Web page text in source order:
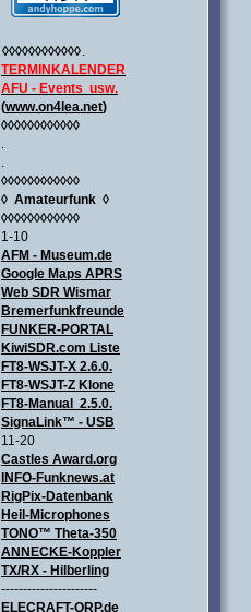
◊◊◊◊◊◊◊◊◊◊◊◊.
TERMINKALENDER
AFU - Events usw.
(www.on4lea.net)
◊◊◊◊◊◊◊◊◊◊◊◊
.
.
◊◊◊◊◊◊◊◊◊◊◊◊
◊ Amateurfunk ◊
◊◊◊◊◊◊◊◊◊◊◊◊
1-10
AFM - Museum.de
Google Maps APRS
Web SDR Wismar
Bremerfunkfreunde
FUNKER-PORTAL
KiwiSDR.com Liste
FT8-WSJT-X 2.6.0.
FT8-WSJT-Z Klone
FT8-Manual 2.5.0.
SignaLink™ - USB
11-20
Castles Award.org
INFO-Funknews.at
RigPix-Datenbank
Heil-Microphones
TONO™ Theta-350
ANNECKE-Koppler
TX/RX - Hilberling
----------------------
ELECRAFT-QRP.de